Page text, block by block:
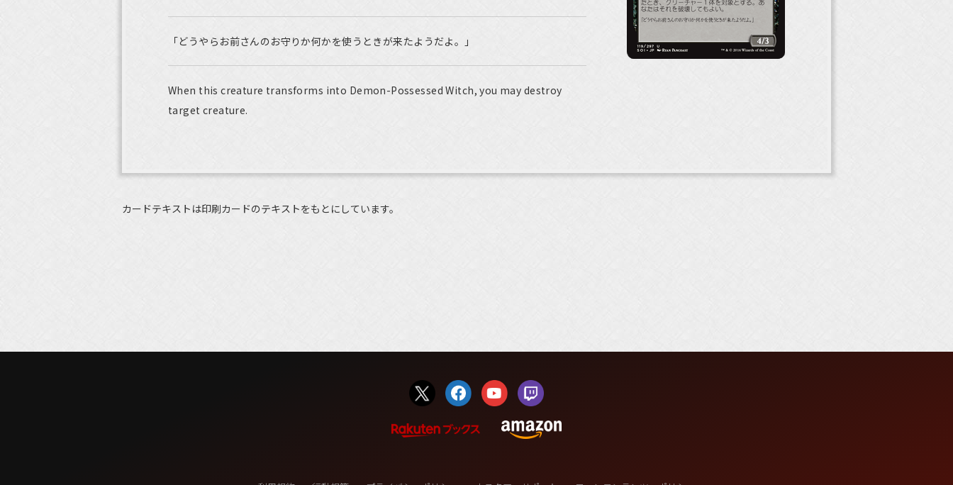
「どうやらお前さんのお守りか何かを使うときが来たようだよ。」
When this creature transforms into Demon-Possessed Witch, you may destroy
target creature.
カードテキストは印刷カードのテキストをもとにしています。